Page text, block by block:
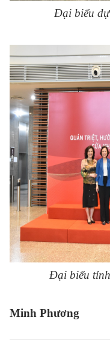
Đại biểu
Đại biểu
Minh Phương